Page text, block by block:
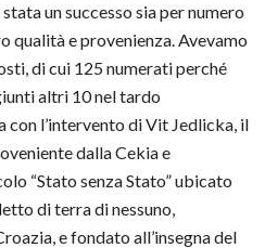
un successo sia per numero
qualità e provenienza. Avevamo
di cui 125 numerati perché
altri 10 nel tardo
l’intervento di Vit Jedlicka, il
dalla Cekia e
“Stato senza Stato” ubicato
di terra di nessuno,
e fondato all’insegna del